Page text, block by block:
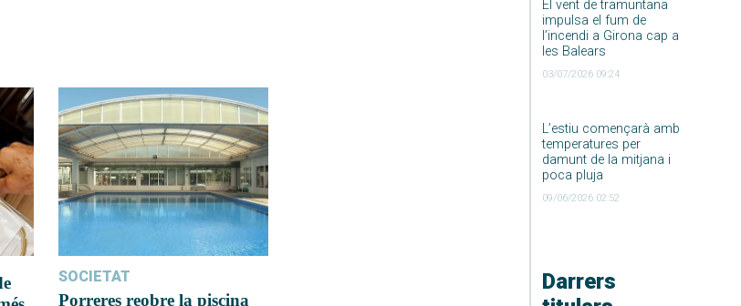
El vent de tramuntana
impulsa el fum de
l’incendi a Girona cap a
les Balears
03/07/2026 09:24
L’estiu començarà amb
temperatures per
damunt de la mitjana i
poca pluja
09/06/2026 02:52
Darrers
SOCIETAT
Porreres reobre la piscina